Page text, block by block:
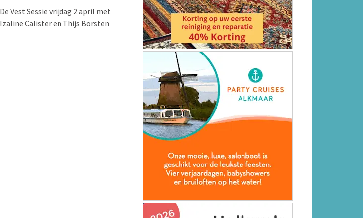
De Vest Sessie vrijdag 2 april met
Izaline Calister en Thijs Borsten